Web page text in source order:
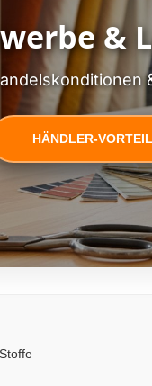
&
HÄNDLER-